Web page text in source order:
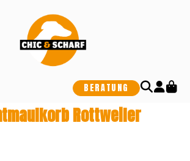
BERATUNG
Rottweiler